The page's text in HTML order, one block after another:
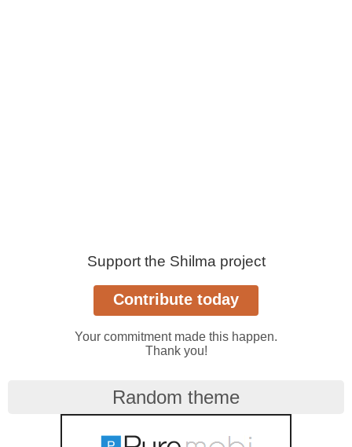
Support the Shilma project
Your commitment made this happen.
Thank you!
Random theme